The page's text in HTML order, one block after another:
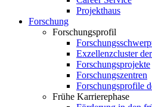
Projekthaus
Forschung
Forschungsprofil
Exzellenzcluster
Forschungsprojekte
Forschungszentren
Forschungsprofile
Frühe Karrierephase